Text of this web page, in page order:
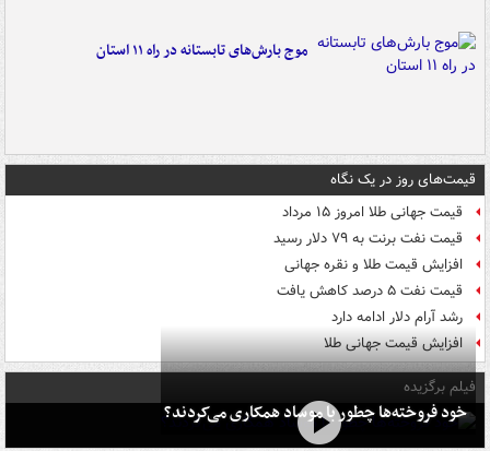
موج بارش‌های تابستانه در راه ۱۱ استان
قیمت‌های روز در یک نگاه
قیمت جهانی طلا امروز ۱۵ مرداد
قیمت نفت برنت به ۷۹ دلار رسید
افزایش قیمت طلا و نقره جهانی
قیمت نفت ۵ درصد کاهش یافت
رشد آرام دلار ادامه دارد
افزایش قیمت جهانی طلا
فیلم برگزیده
خود فروخته‌ها چطور با موساد همکاری می‌کردند؟